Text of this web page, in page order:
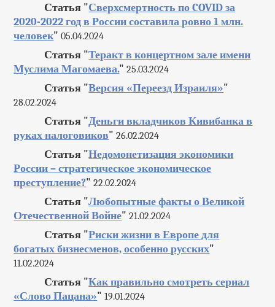
Статья "Сверхсмертность по COVID за
2020-2022 год в России составила ровно 1 млн.
человек" 05.04.2024
Статья "Теракт в концертном зале имени
Муслима Магомаева." 25.03.2024
Статья "Версия «Переезд Израиля»"
28.02.2024
Статья "Деньги вкладчиков Кивибанка в
руках налоговиков" 26.02.2024
Статья "Недомонетизация экономики
России – стратегическое экономическое
преступление?" 22.02.2024
Статья "Любопытные факты о Великой
Отечественной Войне" 21.02.2024
Статья "Риски жизни в Европе для
богатых бизнесменов, особенно русских"
11.02.2024
Статья "Как правильно смотреть сериал
«Слово Пацана»" 19.01.2024